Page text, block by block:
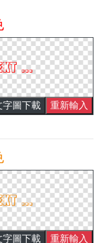
字圖下載 重新輸入
字圖下載 重新輸入